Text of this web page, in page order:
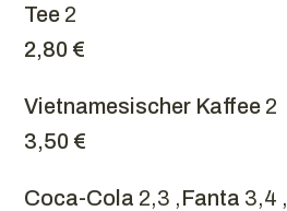
Tee 2
2,80 €
Vietnamesischer Kaffee 2
3,50 €
Coca-Cola 2,3 ,Fanta 3,4 ,